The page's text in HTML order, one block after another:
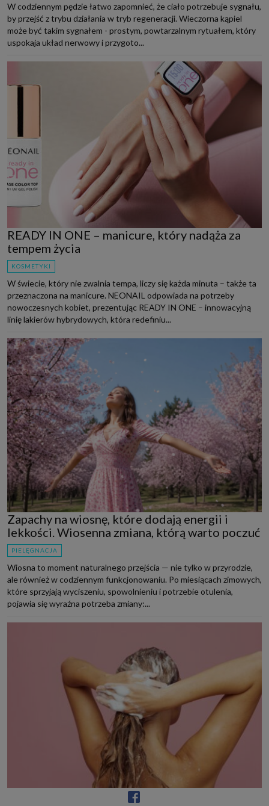
W codziennym pędzie łatwo zapomnieć, że ciało potrzebuje sygnału,
by przejść z trybu działania w tryb regeneracji. Wieczorna kąpiel
może być takim sygnałem - prostym, powtarzalnym rytuałem, który
uspokaja układ nerwowy i przygoto...
READY IN ONE – manicure, który nadąża za
tempem życia
KOSMETYKI
W świecie, który nie zwalnia tempa, liczy się każda minuta – także ta
przeznaczona na manicure. NEONAIL odpowiada na potrzeby
nowoczesnych kobiet, prezentując READY IN ONE – innowacyjną
linię lakierów hybrydowych, która redefiniu...
Zapachy na wiosnę, które dodają energii i
lekkości. Wiosenna zmiana, którą warto poczuć
PIELĘGNACJA
Wiosna to moment naturalnego przejścia — nie tylko w przyrodzie,
ale również w codziennym funkcjonowaniu. Po miesiącach zimowych,
które sprzyjają wyciszeniu, spowolnieniu i potrzebie otulenia,
pojawia się wyraźna potrzeba zmiany:...
Kapsułowa pielęgnacja włosów. Baza